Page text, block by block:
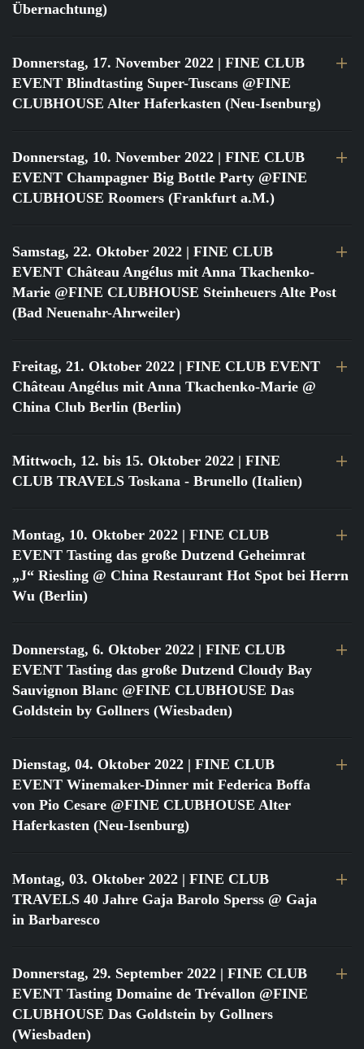
Übernachtung)
Donnerstag, 17. November 2022 | FINE CLUB
EVENT Blindtasting Super-Tuscans @FINE
CLUBHOUSE Alter Haferkasten (Neu-Isenburg)
Donnerstag, 10. November 2022 | FINE CLUB
EVENT Champagner Big Bottle Party @FINE
CLUBHOUSE Roomers (Frankfurt a.M.)
Samstag, 22. Oktober 2022 | FINE CLUB
EVENT Château Angélus mit Anna Tkachenko-
Marie @FINE CLUBHOUSE Steinheuers Alte Post
(Bad Neuenahr-Ahrweiler)
Freitag, 21. Oktober 2022 | FINE CLUB EVENT
Château Angélus mit Anna Tkachenko-Marie @
China Club Berlin (Berlin)
Mittwoch, 12. bis 15. Oktober 2022 | FINE
CLUB TRAVELS Toskana - Brunello (Italien)
Montag, 10. Oktober 2022 | FINE CLUB
EVENT Tasting das große Dutzend Geheimrat
„J“ Riesling @ China Restaurant Hot Spot bei Herrn
Wu (Berlin)
Donnerstag, 6. Oktober 2022 | FINE CLUB
EVENT Tasting das große Dutzend Cloudy Bay
Sauvignon Blanc @FINE CLUBHOUSE Das
Goldstein by Gollners (Wiesbaden)
Dienstag, 04. Oktober 2022 | FINE CLUB
EVENT Winemaker-Dinner mit Federica Boffa
von Pio Cesare @FINE CLUBHOUSE Alter
Haferkasten (Neu-Isenburg)
Montag, 03. Oktober 2022 | FINE CLUB
TRAVELS 40 Jahre Gaja Barolo Sperss @ Gaja
in Barbaresco
Donnerstag, 29. September 2022 | FINE CLUB
EVENT Tasting Domaine de Trévallon @FINE
CLUBHOUSE Das Goldstein by Gollners
(Wiesbaden)